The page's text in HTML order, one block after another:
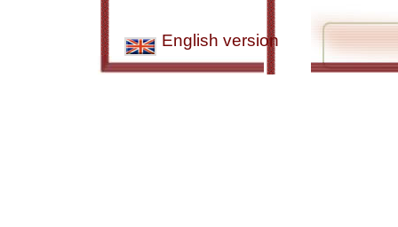
English version